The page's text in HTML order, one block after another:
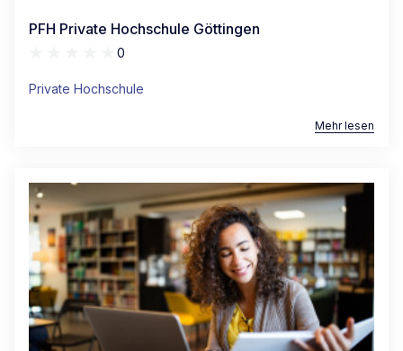
PFH Private Hochschule Göttingen
0
Private Hochschule
Mehr lesen